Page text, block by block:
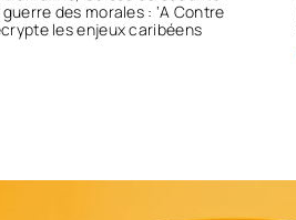
des morales : ‘A Contre
les enjeux caribéens